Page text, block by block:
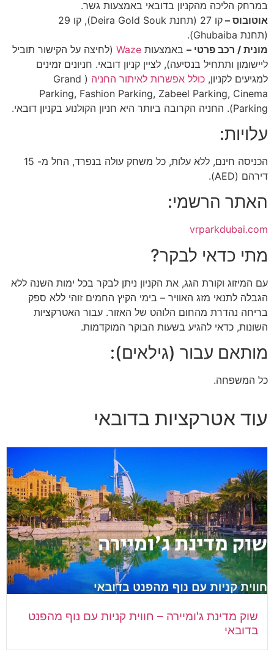
במרחק הליכה מהקניון בדובאי באמצעות גשר.
אוטובוס –
קו 27 (תחנת Deira Gold Souk), קו 29
(תחנת Ghubaiba).
מונית / רכב פרטי – באמצעות Waze (לחיצה על הקישור תוביל
ליישומון ותתחיל בנסיעה), לציין קניון דובאי. חניונים זמינים
למגיעים לקניון, כולל אפשרות לאיתור החניה
( Grand
Parking, Fashion Parking, Zabeel Parking, Cinema
Parking).
החניה הקרובה ביותר היא חניון הקולנוע בקניון דובאי.
עלויות:
הכניסה חינם, ללא עלות, כל משחק עולה בנפרד, החל מ- 15
דירהם (AED).
האתר הרשמי:
vrparkdubai.com
מתי כדאי לבקר?
עם המיזוג וקורת הגג, את הקניון ניתן לבקר בכל ימות השנה ללא
הגבלה לתנאי מזג האוויר – בימי הקיץ החמים זוהי ללא ספק
בריחה נהדרת מהחום הלוהט של האזור. עבור האטרקציות
השונות, כדאי להגיע בשעות הבוקר המוקדמות.
מותאם עבור (גילאים):
כל המשפחה.
עוד אטרקציות בדובאי
שוק מדינת ג'ומיירה – חווית קניות עם נוף מהפנט
בדובאי